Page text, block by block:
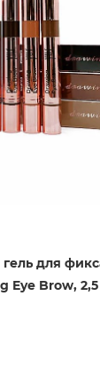
для
Eye Brow,